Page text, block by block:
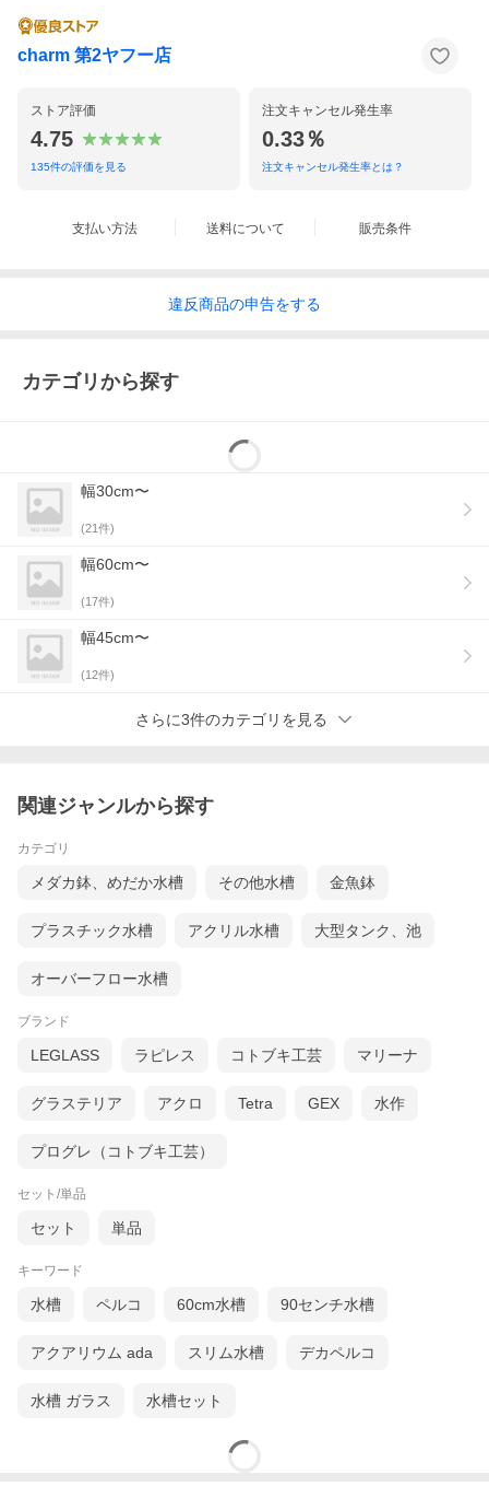
charm 第2ヤフー店
ストア評価
4.75
135件の評価を見る
注文キャンセル発生率
0.33％
注文キャンセル発生率とは？
支払い方法 送料について 販売条件
違反商品の申告をする
カテゴリから探す
幅30cm〜
(21件)
幅60cm〜
(17件)
幅45cm〜
(12件)
さらに3件のカテゴリを見る
関連ジャンルから探す
カテゴリ
メダカ鉢、めだか水槽 その他水槽 金魚鉢
プラスチック水槽 アクリル水槽 大型タンク、池
オーバーフロー水槽
ブランド
LEGLASS ラピレス コトブキ工芸 マリーナ
グラステリア アクロ Tetra GEX 水作
プログレ（コトブキ工芸）
セット/単品
セット 単品
キーワード
水槽 ペルコ 60cm水槽 90センチ水槽
アクアリウム ada スリム水槽 デカペルコ
水槽 ガラス 水槽セット